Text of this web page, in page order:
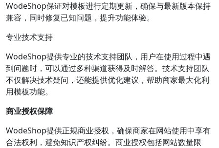
WodeShop保证对模板进行定期更新，确保与最新版本保持
兼容，同时修复已知问题，提升功能体验。
专业技术支持
WodeShop提供专业的技术支持团队，用户在使用过程中遇
到问题时，可以通过多种渠道获得及时解答。技术支持团队
不仅解决技术疑问，还能提供优化建议，帮助商家最大化利
用模板功能。
商业授权保障
WodeShop提供正规商业授权，确保商家在网站使用中享有
合法权利，避免知识产权纠纷。商业授权包括网站数量限